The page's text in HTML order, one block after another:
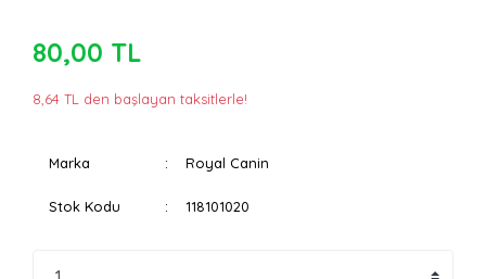
80,00 TL
8,64 TL den başlayan taksitlerle!
Marka Royal Canin
Stok Kodu 118101020